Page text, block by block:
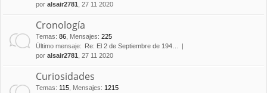
por alsair2781 , 27 11 2020
Cronología
Temas: 86 Mensajes: 225
Último mensaje:
Re: El 2 de Septiembre de 194…
por alsair2781 , 27 11 2020
Curiosidades
Temas: 115 Mensajes: 1215